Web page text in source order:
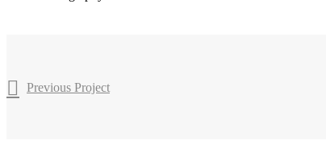
Previous Project